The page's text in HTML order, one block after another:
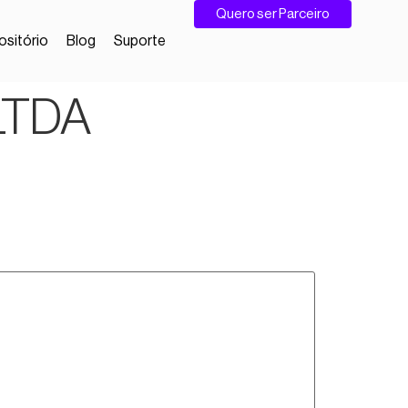
Blog Suporte
Quero ser Parceiro